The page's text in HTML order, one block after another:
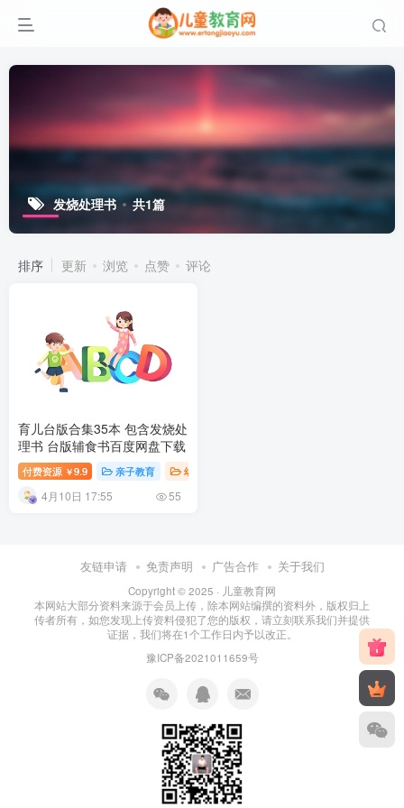
发烧处理书 共1篇
排序 更新 浏览 点赞 评论
育儿台版合集35本 包含发烧处
理书 台版辅食书百度网盘下载
付费资源 ￥9.9 亲子教育 幼儿知识
4月10日 17:55 55
友链申请 免责声明 广告合作 关于我们
Copyright © 2025 · 儿童教育网
本网站大部分资料来源于会员上传，除本网站编撰的资料外，版权归上
传者所有，如您发现上传资料侵犯了您的版权，请立刻联系我们并提供
证据，我们将在1个工作日内予以改正。
豫ICP备2021011659号